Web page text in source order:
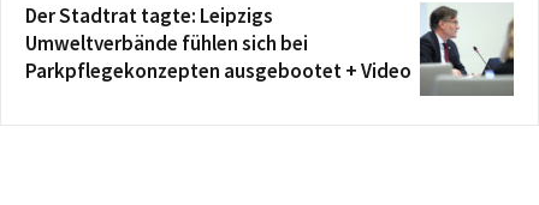
Der Stadtrat tagte: Leipzigs
Umweltverbände fühlen sich bei
Parkpflegekonzepten ausgebootet + Video